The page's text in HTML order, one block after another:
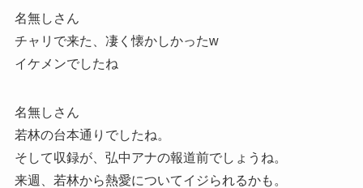
名無しさん
チャリで来た、凄く懐かしかったw
イケメンでしたね
名無しさん
若林の台本通りでしたね。
そして収録が、弘中アナの報道前でしょうね。
来週、若林から熱愛についてイジられるかも。